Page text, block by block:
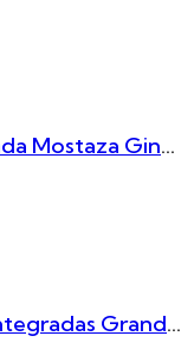
Bolso De Mano Italiano Piel Lavada Mostaza Ginevra
Bolso Cuadrado Flecos Y Asas Integradas Grande Camel Erica